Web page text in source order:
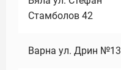
Стамболов 42
Варна ул. Дрин №13